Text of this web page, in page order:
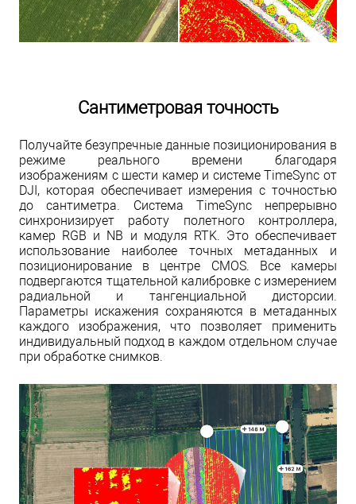
Сантиметровая точность
Получайте безупречные данные позиционирования в
режиме реального времени благодаря
изображениям с шести камер и системе TimeSync от
DJI, которая обеспечивает измерения с точностью
до сантиметра. Система TimeSync непрерывно
синхронизирует работу полетного контроллера,
камер RGB и NB и модуля RTK. Это обеспечивает
использование наиболее точных метаданных и
позиционирование в центре CMOS. Все камеры
подвергаются тщательной калибровке с измерением
радиальной и тангенциальной дисторсии.
Параметры искажения сохраняются в метаданных
каждого изображения, что позволяет применить
индивидуальный подход в каждом отдельном случае
при обработке снимков.